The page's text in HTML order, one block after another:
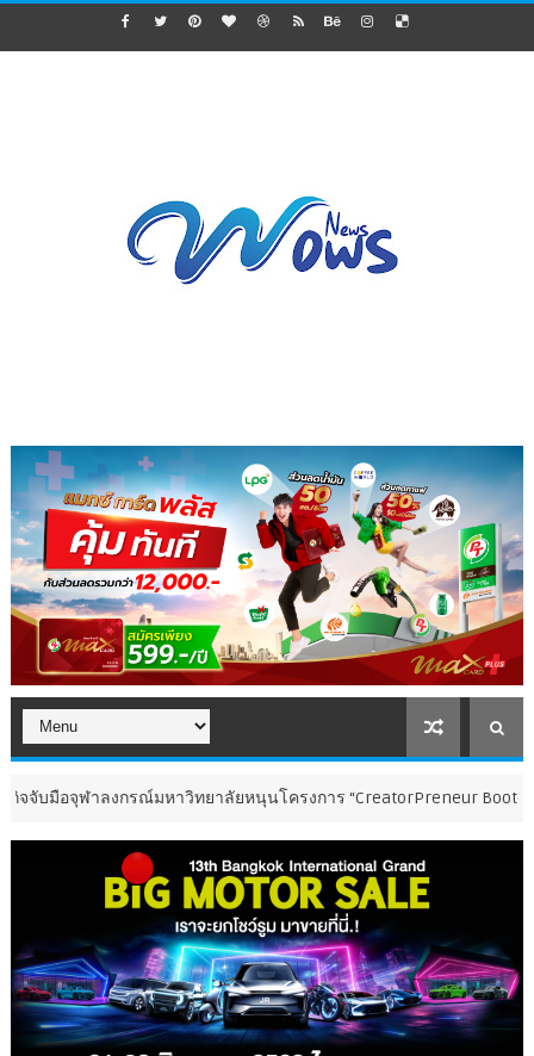
งกรณ์มหาวิทยาลัยหนุนโครงการ “CreatorPreneur Bootcamp” ผลักดัน